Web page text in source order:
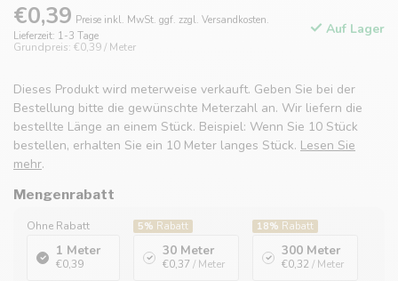
€0,39 Preise inkl. MwSt. ggf. zzgl. Versandkosten.
Lieferzeit: 1-3 Tage
Grundpreis: €0,39 / Meter
Auf Lager
Dieses Produkt wird meterweise verkauft. Geben Sie bei der
Bestellung bitte die gewünschte Meterzahl an. Wir liefern die
bestellte Länge an einem Stück. Beispiel: Wenn Sie 10 Stück
bestellen, erhalten Sie ein 10 Meter langes Stück. Lesen Sie
mehr.
Mengenrabatt
Ohne Rabatt
1 Meter
€0,39
5% Rabatt
30 Meter
€0,37/ Meter
18% Rabatt
300 Meter
€0,32 / Meter